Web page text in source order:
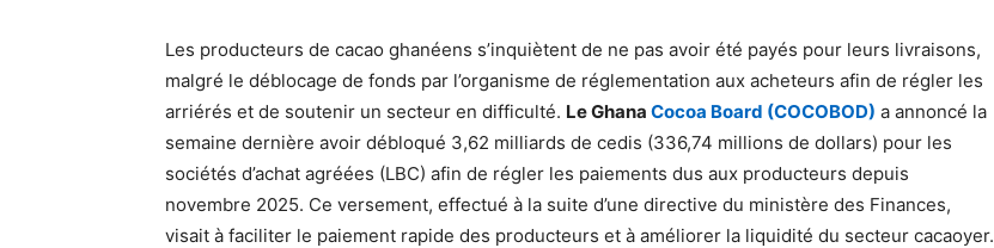
Les producteurs de cacao ghanéens s’inquiètent de ne pas avoir été payés pour leurs livraisons,
malgré le déblocage de fonds par l’organisme de réglementation aux acheteurs afin de régler les
arriérés et de soutenir un secteur en difficulté. Le Ghana Cocoa Board (COCOBOD) a annoncé la
semaine dernière avoir débloqué 3,62 milliards de cedis (336,74 millions de dollars) pour les
sociétés d’achat agréées (LBC) afin de régler les paiements dus aux producteurs depuis
novembre 2025. Ce versement, effectué à la suite d’une directive du ministère des Finances,
visait à faciliter le paiement rapide des producteurs et à améliorer la liquidité du secteur cacaoyer.